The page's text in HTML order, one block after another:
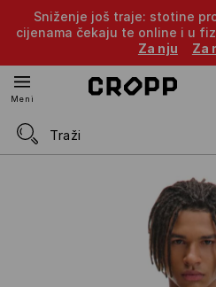
Sniženje još traje: stotine
cijenama čekaju te online i u
Za nju
Za
Meni